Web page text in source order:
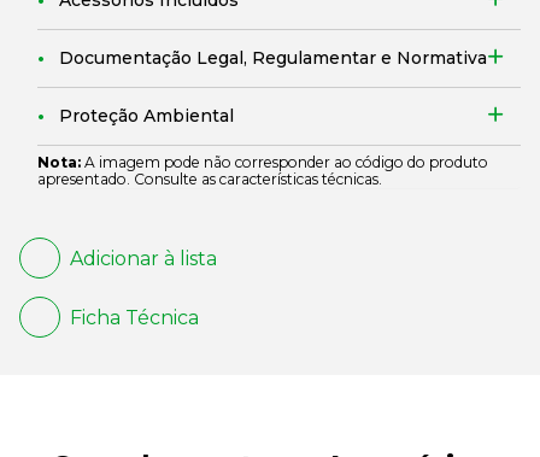
Documentação Legal, Regulamentar e Normativa
Proteção Ambiental
Nota: A imagem pode não corresponder ao código do produto
apresentado. Consulte as características técnicas.
Adicionar à lista
Ficha Técnica